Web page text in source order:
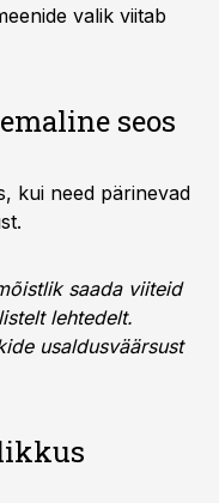
valik viitab
seos
kui need pärinevad
saada viiteid
lehtedelt.
usaldusväärsust